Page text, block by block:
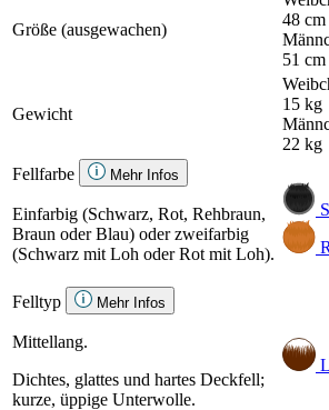
Größe (ausgewachen)
48 cm
51 cm
Gewicht
15 kg
22 kg
Fellfarbe
Mehr Infos
Einfarbig (Schwarz, Rot, Rehbraun,
Braun oder Blau) oder zweifarbig
(Schwarz mit Loh oder Rot mit Loh).
Felltyp Mehr Infos
Mittellang.
Dichtes, glattes und hartes Deckfell;
kurze, üppige Unterwolle.